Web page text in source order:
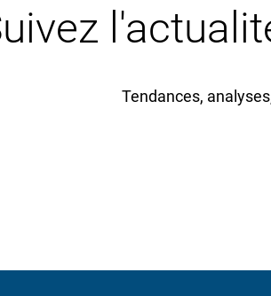
Tendances,